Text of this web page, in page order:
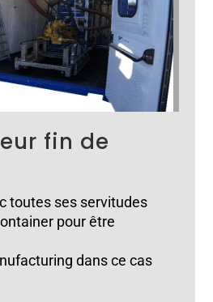
fin de
toutes ses servitudes
pour être
dans ce cas